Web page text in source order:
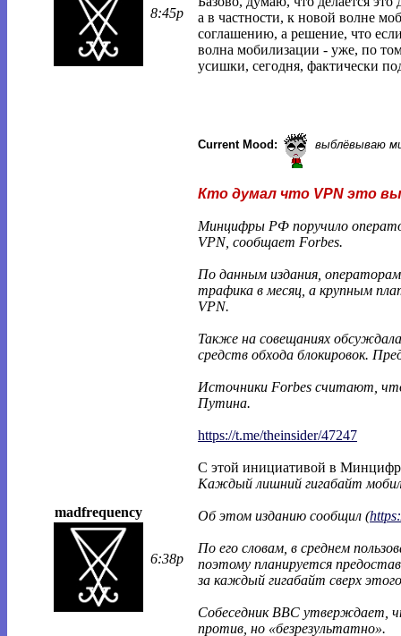
8:45p
а в частности, к новой волне
соглашению, а решение, что
волна мобилизации - уже, по
усишки, сегодня, фактически
Current Mood: выблёвываю
madfrequency
6:38p
Кто думал что VPN это
Минцифры РФ поручило
VPN, сообщает Forbes.
По данным издания,
трафика в месяц, а крупным
VPN.
Также на совещаниях
средств обхода блокировок.
Источники Forbes считают,
Путина.
https://t.me/theinsider/47247
С этой инициативой в
Каждый лишний гигабайт
Об этом изданию сообщил (
По его словам, в среднем
поэтому планируется
за каждый гигабайт сверх
Собеседник BBC утверждает,
против, но «безрезультатно».